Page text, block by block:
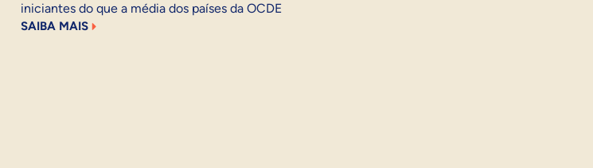
iniciantes do que a média dos países da OCDE
SAIBA MAIS